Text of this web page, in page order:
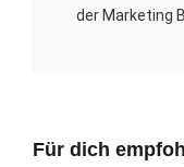
der Marketing
Für dich